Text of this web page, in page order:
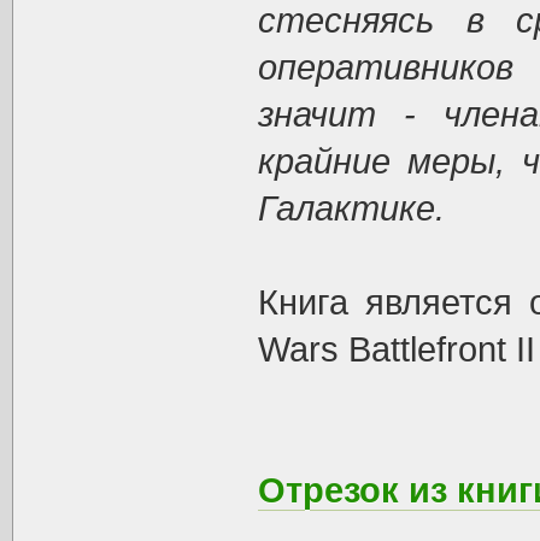
стесняясь в
значит -
крайние меры,
Галактике.
Книга
Wars Battlefront II
Отрезок из